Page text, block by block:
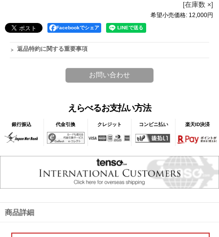
[在庫数 ×]
希望小売価格: 12,000円
Facebookでシェア
返品特約に関する重要事項
えらべるお支払い方法
銀行振込 代金引換 クレジット コンビニ払い 楽天ID決済
商品詳細